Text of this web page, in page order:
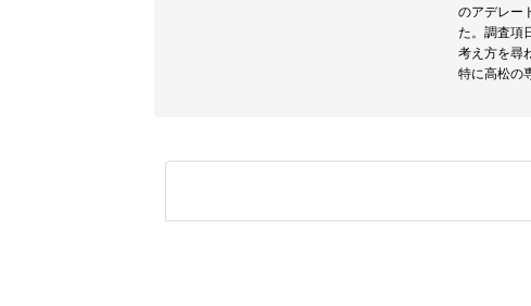
のアデレー
た。調査項
考え方を尋
特に高松の